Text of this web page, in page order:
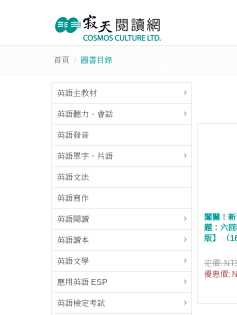
首頁 圖書目錄
英語主教材
英語聽力、會話
英語發音
英語單字、片語
英語文法
英語寫作
英語閱讀
英語讀本
英語文學
應用英語 ESP
英語檢定考試
闖關！
題：六
版】 （
定價:
優惠價: